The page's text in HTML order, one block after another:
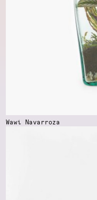
Wawi Navarroza